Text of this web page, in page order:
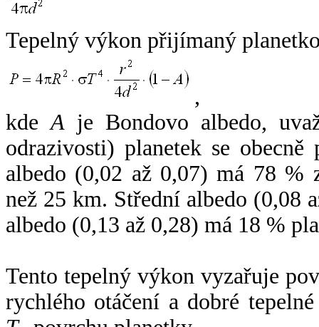
Tepelný výkon přijímaný
,
kdeA je Bondovo albedo,
odrazivosti) planetek se
albedo (0,02 až 0,07) má 78 %
než 25 km. Střední albedo (0,08
albedo (0,13 až 0,28) má 18 %
Tento tepelný výkon vyzařuje
rychlého otáčení a dobré